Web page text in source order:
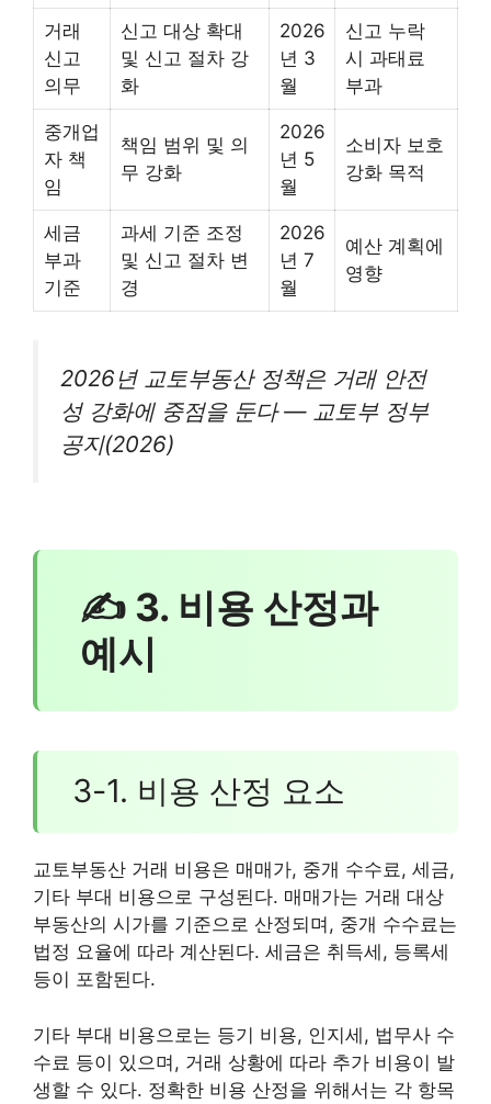
거래
신고
의무
신고 대상 확대
및 신고 절차 강
화
2026
년 3
월
신고 누락
시 과태료
부과
중개업
자 책
임
책임 범위 및 의
무 강화
2026
년 5
월
소비자 보호
강화 목적
세금
부과
기준
과세 기준 조정
및 신고 절차 변
경
2026
년 7
월
예산 계획에
영향
2026년 교토부동산 정책은 거래 안전
성 강화에 중점을 둔다 — 교토부 정부
공지(2026)
✍ 3. 비용 산정과
예시
3-1. 비용 산정 요소
교토부동산 거래 비용은 매매가, 중개 수수료, 세금,
기타 부대 비용으로 구성된다. 매매가는 거래 대상
부동산의 시가를 기준으로 산정되며, 중개 수수료는
법정 요율에 따라 계산된다. 세금은 취득세, 등록세
등이 포함된다.
기타 부대 비용으로는 등기 비용, 인지세, 법무사 수
수료 등이 있으며, 거래 상황에 따라 추가 비용이 발
생할 수 있다. 정확한 비용 산정을 위해서는 각 항목